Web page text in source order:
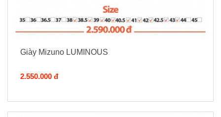
Giày Mizuno LUMINOUS
2.550.000 đ